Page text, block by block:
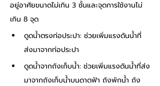
อยู่อาศัยขนาดไม่เกิน 3 ชั้นและจุดการใช้งานไม่
เกิน 8 จุด
ดูดน้ำตรงท่อประปา: ช่วยเพิ่มแรงดันน้ำที่
ส่งมาจากท่อประปา
ดูดน้ำจากถังเก็บน้ำ: ช่วยเพิ่มแรงดันน้ำที่ส่ง
มาจากถังเก็บน้ำบนดาดฟ้า ถังพักน้ำ ถัง